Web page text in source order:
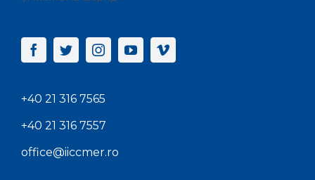
+40 21 316 7565
+40 21 316 7557
office@iiccmer.ro